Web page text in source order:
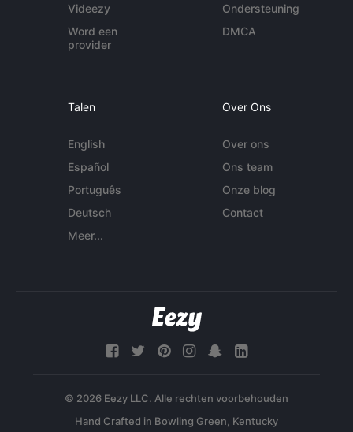
Videezy
Word een
provider
Ondersteuning
DMCA
Talen
English
Español
Português
Deutsch
Meer...
Over Ons
Over ons
Ons team
Onze blog
Contact
© 2026 Eezy LLC. Alle rechten voorbehouden